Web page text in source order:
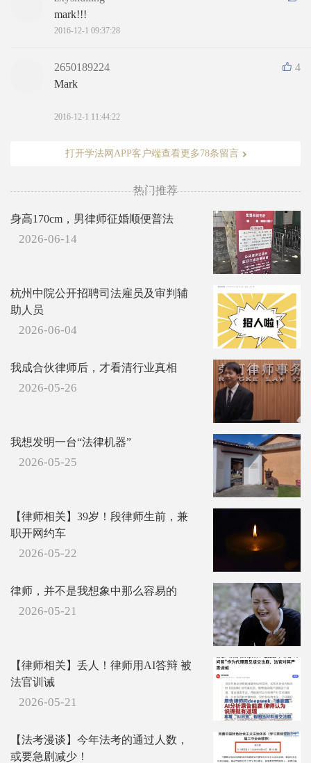
mark!!!
2016-12-1 09:37:28
4
2650189224
Mark
2016-12-1 11:44:22
打开学法网APP客户端查看更多78条留言
热门推荐
身高170cm，男律师征婚顺便普法
2026-06-14
杭州中院公开招聘司法雇员及审判辅
助人员
2026-06-04
我成合伙律师后，才看清行业真相
2026-05-26
我想发明一台“法律机器”
2026-05-25
【律师相关】39岁！段律师生前，兼
职开网约车
2026-05-22
律师，并不是我想象中那么容易的
2026-05-21
【律师相关】丢人！律师用AI答辩 被
法官训诫
2026-05-21
【法考漫谈】今年法考的通过人数，
或要急剧减少！